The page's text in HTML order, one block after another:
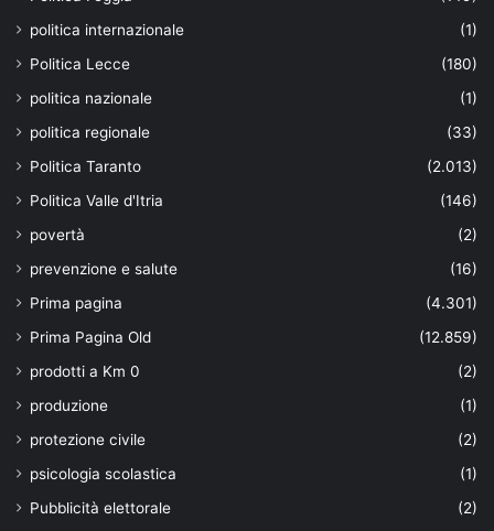
politica internazionale
(1)
Politica Lecce
(180)
politica nazionale
(1)
politica regionale
(33)
Politica Taranto
(2.013)
Politica Valle d'Itria
(146)
povertà
(2)
prevenzione e salute
(16)
Prima pagina
(4.301)
Prima Pagina Old
(12.859)
prodotti a Km 0
(2)
produzione
(1)
protezione civile
(2)
psicologia scolastica
(1)
Pubblicità elettorale
(2)